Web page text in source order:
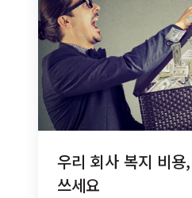
우리 회사 복지 비
쓰세요